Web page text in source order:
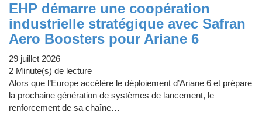
EHP démarre une coopération
industrielle stratégique avec Safran
Aero Boosters pour Ariane 6
29 juillet 2026
2 Minute(s) de lecture
Alors que l’Europe accélère le déploiement d’Ariane 6 et prépare
la prochaine génération de systèmes de lancement, le
renforcement de sa chaîne…